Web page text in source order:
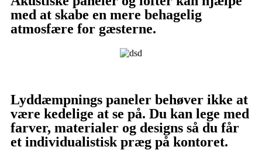
med at skabe en mere behagelig
atmosfære for gæsterne.
Lyddæmpnings paneler behøver ikke at
være kedelige at se på. Du kan lege med
farver, materialer og designs så du får
et individualistisk præg på kontoret.